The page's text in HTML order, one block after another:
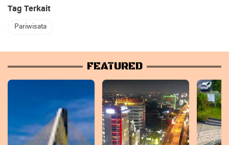
Tag Terkait
Pariwisata
FEATURED